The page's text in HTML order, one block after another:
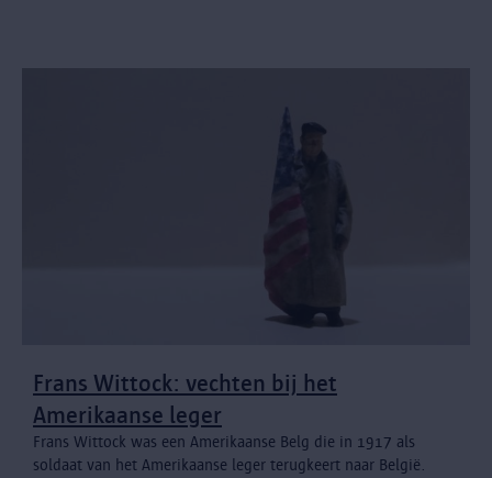
Frans Wittock: vechten bij het
Amerikaanse leger
Frans Wittock was een Amerikaanse Belg die in 1917 als
soldaat van het Amerikaanse leger terugkeert naar België.